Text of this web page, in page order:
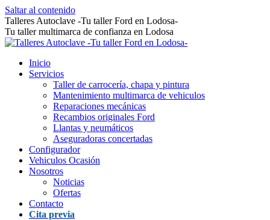
Saltar al contenido
Talleres Autoclave -Tu taller Ford en Lodosa-
Tu taller multimarca de confianza en Lodosa
Inicio
Servicios
Taller de carrocería, chapa y pintura
Mantenimiento multimarca de vehiculos
Reparaciones mecánicas
Recambios originales Ford
Llantas y neumáticos
Aseguradoras concertadas
Configurador
Vehiculos Ocasión
Nosotros
Noticias
Ofertas
Contacto
Cita previa